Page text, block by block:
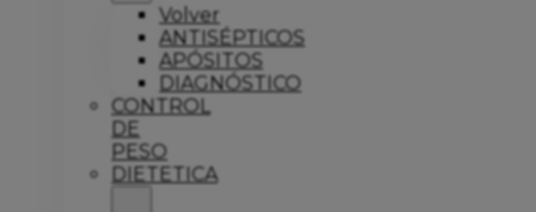
Volver
ANTISÉPTICOS
APÓSITOS
DIAGNÓSTICO
CONTROL
DE
PESO
DIETETICA